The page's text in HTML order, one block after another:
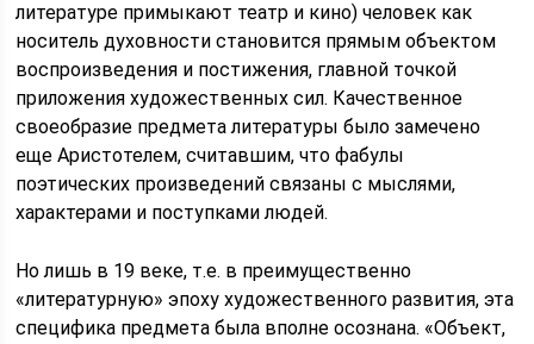
литературе примыкают театр и кино) человек как
носитель духовности становится прямым объектом
воспроизведения и постижения, главной точкой
приложения художественных сил. Качественное
своеобразие предмета литературы было замечено
еще Аристотелем, считавшим, что фабулы
поэтических произведений связаны с мыслями,
характерами и поступками людей.
Но лишь в 19 веке, т.е. в преимущественно
«литературную» эпоху художественного развития, эта
специфика предмета была вполне осознана. «Объект,